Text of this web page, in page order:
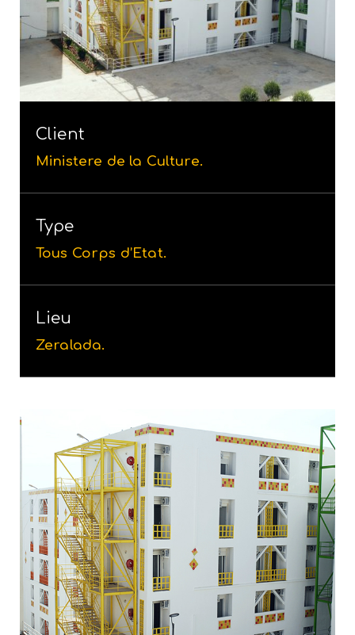
Client
Ministere de la Culture.
Type
Tous Corps d’Etat.
Lieu
Zeralada.